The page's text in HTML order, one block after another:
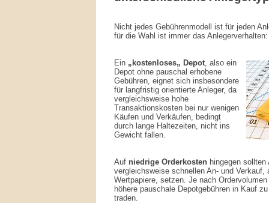
Nicht jedes Gebührenmodell ist für jeden
für die Wahl ist immer das Anlegerverhalten:
Ein „kostenloses„ Depot, also ein
Depot ohne pauschal erhobene
Gebühren, eignet sich insbesondere
für langfristig orientierte Anleger, da
vergleichsweise hohe
Transaktionskosten bei nur wenigen
Käufen und Verkäufen, bedingt
durch lange Haltezeiten, nicht ins
Gewicht fallen.
Auf niedrige Orderkosten hingegen
vergleichsweise schnellen An- und
Wertpapiere, setzen. Je nach
höhere pauschale Depotgebühren in Kauf
traden.